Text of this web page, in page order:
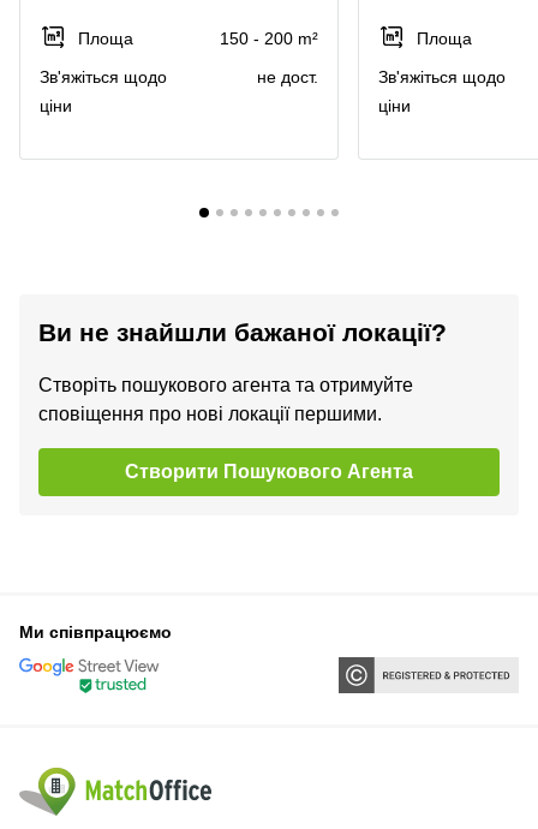
Площа
150 - 200 m²
Зв'яжіться щодо
ціни
не дост.
Площа
Зв'яжіться щодо
ціни
Ви не знайшли бажаної локації?
Створіть пошукового агента та отримуйте
сповіщення про нові локації першими.
Створити Пошукового Агента
Ми співпрацюємо